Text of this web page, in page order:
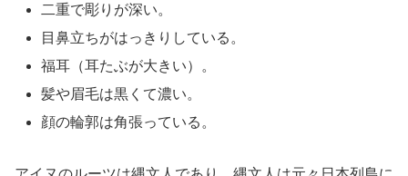
二重で彫りが深い。
目鼻立ちがはっきりしている。
福耳（耳たぶが大きい）。
髪や眉毛は黒くて濃い。
顔の輪郭は角張っている。